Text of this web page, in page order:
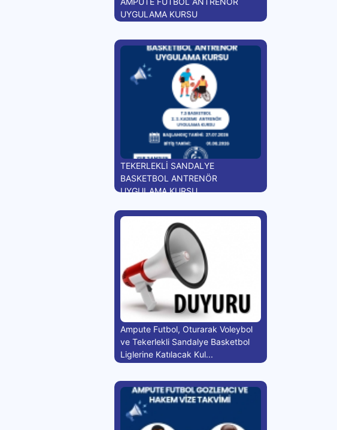
UYGULAMA KURSU
TEKERLEKLİ SANDALYE
BASKETBOL ANTRENÖR
UYGULAMA KURSU
Ampute Futbol, Oturarak Voleybol
ve Tekerlekli Sandalye Basketbol
Liglerine Katılacak Kul...